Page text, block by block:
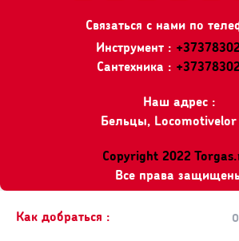
Связаться с нами по
Инструмент :
Сантехника :
Наш адрес :
Бельцы, Locomotivelor
Copyright 2022
Все права
Как добраться :